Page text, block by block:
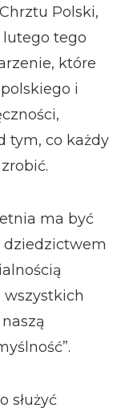
Polski,
lutego tego
które
i
tym, co każdy
ma być
dziedzictwem
wszystkich
służyć